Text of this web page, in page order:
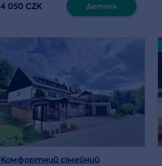
4 050 CZK Деталь
Комфортний сімейний